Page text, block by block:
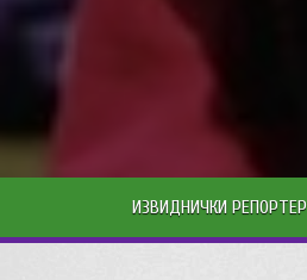
ИЗВИДНИЧКИ РЕПОРТЕР